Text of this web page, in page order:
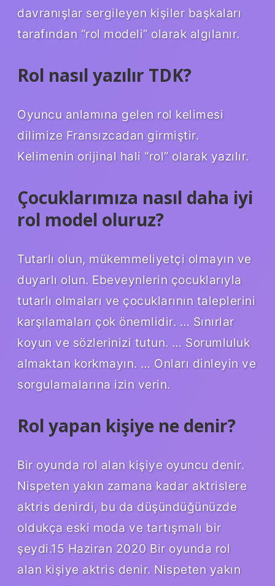
davranışlar sergileyen kişiler başkaları
tarafından “rol modeli” olarak algılanır.
Rol nasıl yazılır TDK?
Oyuncu anlamına gelen rol kelimesi
dilimize Fransızcadan girmiştir.
Kelimenin orijinal hali “rol” olarak yazılır.
Çocuklarımıza nasıl daha iyi
rol model oluruz?
Tutarlı olun, mükemmeliyetçi olmayın ve
duyarlı olun. Ebeveynlerin çocuklarıyla
tutarlı olmaları ve çocuklarının taleplerini
karşılamaları çok önemlidir. … Sınırlar
koyun ve sözlerinizi tutun. … Sorumluluk
almaktan korkmayın. … Onları dinleyin ve
sorgulamalarına izin verin.
Rol yapan kişiye ne denir?
Bir oyunda rol alan kişiye oyuncu denir.
Nispeten yakın zamana kadar aktrislere
aktris denirdi, bu da düşündüğünüzde
oldukça eski moda ve tartışmalı bir
şeydi.15 Haziran 2020 Bir oyunda rol
alan kişiye aktris denir. Nispeten yakın